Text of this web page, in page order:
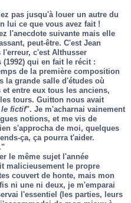
pas jusqu'à louer un autre du
lui ce que vous avez fait !
l'anecdote suivante mais elle
peut-être. C'est Jean
c'est Althusser
(1992) qui en fait le récit :
de la première composition
la grande salle d'études où
entre eux tous les anciens,
tours. Guitton nous avait
le fictif". Je m'acharnai vainement
notions, et me vis de
s'approcha de moi, quelques
ça, ça pourra t'aider.
le même sujet l'année
malicieusement le propre
couvert de honte, mais mon
ni une ni deux, je m'emparai
l'essentiel (les parties, leurs